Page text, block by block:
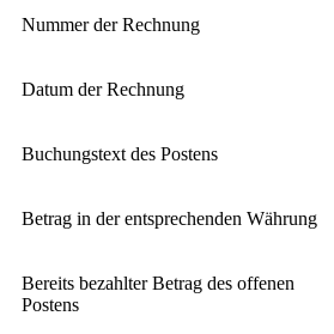
Nummer der Rechnung
Datum der Rechnung
Buchungstext des Postens
Betrag in der entsprechenden Währung
Bereits bezahlter Betrag des offenen
Postens